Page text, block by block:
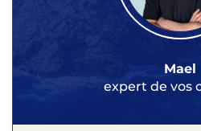
Mael
expert de vos